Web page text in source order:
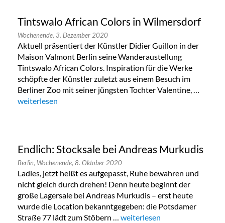
Tintswalo African Colors in Wilmersdorf
Wochenende, 3. Dezember 2020
Aktuell präsentiert der Künstler Didier Guillon in der
Maison Valmont Berlin seine Wanderaustellung
Tintswalo African Colors. Inspiration für die Werke
schöpfte der Künstler zuletzt aus einem Besuch im
Berliner Zoo mit seiner jüngsten Tochter Valentine, …
„Tintswalo African Colors in Wilmersdorf“
weiterlesen
Endlich: Stocksale bei Andreas Murkudis
Berlin, Wochenende, 8. Oktober 2020
Ladies, jetzt heißt es aufgepasst, Ruhe bewahren und
nicht gleich durch drehen! Denn heute beginnt der
große Lagersale bei Andreas Murkudis – erst heute
wurde die Location bekanntgegeben: die Potsdamer
Straße 77 lädt zum Stöbern … „Endlich: Stocksale bei
weiterlesen